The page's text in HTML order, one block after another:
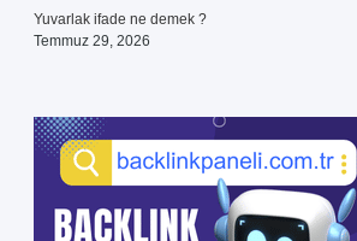
Yuvarlak ifade ne demek ?
Temmuz 29, 2026